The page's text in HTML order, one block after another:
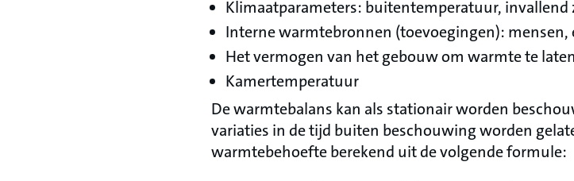
Klimaatparameters: buitentemperatuur,
Interne warmtebronnen (toevoegingen):
Het vermogen van het gebouw om warmte te
Kamertemperatuur
De warmtebalans kan als stationair worden
variaties in de tijd buiten beschouwing worden
warmtebehoefte berekend uit de volgende formule: